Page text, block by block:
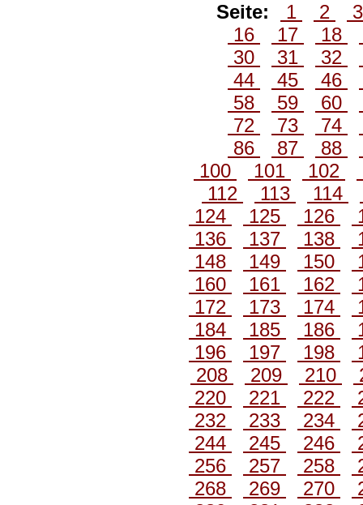
Seite: 1 2
16
17 18
30
31 32
44
45 46
58
59 60
72
73 74
86
87 88
100
101 102
112
113 114
124
125 126
136
137 138
148
149 150
160
161 162
172
173 174
184
185 186
196
197 198
208
209 210
220
221 222
232
233 234
244
245 246
256
257 258
268
269 270